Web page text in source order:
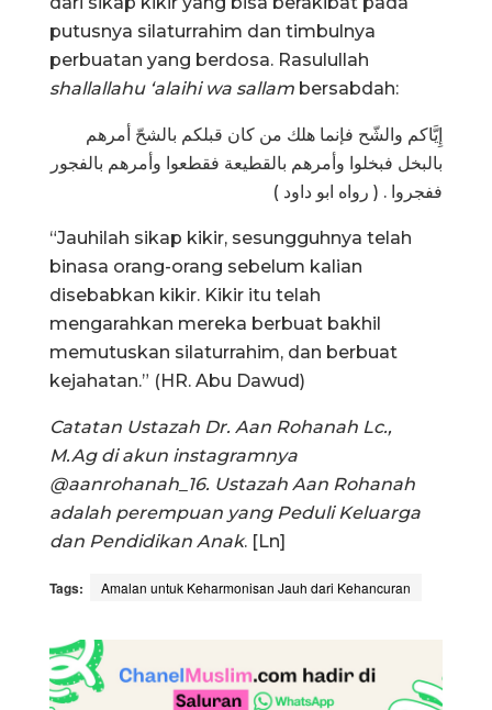
putusnya silaturrahim dan timbulnya
perbuatan yang berdosa. Rasulullah
shallallahu ‘alaihi wa sallam bersabdah:
إِيَّاكم والشّح فإنما هلك من كان قبلكم بالشحّ أمرهم
بالبخل فبخلوا وأمرهم بالقطيعة فقطعوا وأمرهم بالفجور
ففجروا . ( رواه ابو داود )
“Jauhilah sikap kikir, sesungguhnya telah
binasa orang-orang sebelum kalian
disebabkan kikir. Kikir itu telah
mengarahkan mereka berbuat bakhil
memutuskan silaturrahim, dan berbuat
kejahatan.” (HR. Abu Dawud)
Catatan Ustazah Dr. Aan Rohanah Lc.,
M.Ag di akun instagramnya
@aanrohanah_16. Ustazah Aan Rohanah
adalah perempuan yang Peduli Keluarga
dan Pendidikan Anak. [Ln]
Tags: Amalan untuk Keharmonisan Jauh dari Kehancuran